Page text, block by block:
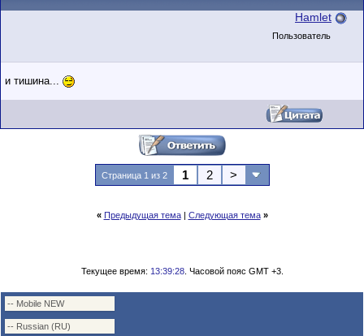
Hamlet
Пользователь
и тишина...
Страница 1 из 2 1 2 >
« Предыдущая тема| Следующая тема »
Текущее время: 13:39:28. Часовой пояс GMT +3.